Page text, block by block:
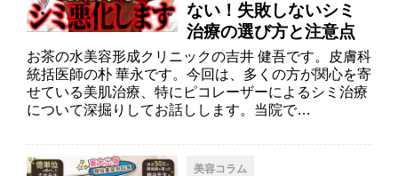
ない！失敗しないシミ
治療の選び方と注意点
お茶の水美容形成クリニックの吉井 健吾です。皮膚科
統括医師の朴 華永です。今回は、多くの方が関心を寄
せている美肌治療、特にピコレーザーによるシミ治療
について深掘りしてお話しします。当院で…
美容コラム